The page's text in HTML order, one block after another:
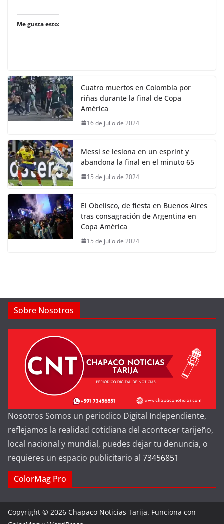
Me gusta esto:
Cuatro muertos en Colombia por
riñas durante la final de Copa
América
16 de julio de 2024
Messi se lesiona en un esprint y
abandona la final en el minuto 65
15 de julio de 2024
El Obelisco, de fiesta en Buenos Aires
tras consagración de Argentina en
Copa América
15 de julio de 2024
Sobre Nosotros
Nosotros Somos un periodico Digital Independiente,
reflejamos la realidad cotidiana del acontecer tarijeño,
local nacional y mundial, puedes dejar tu denuncia, o
requieres un espacio publicitario al 73456851
ColorMag Pro
Copyright © 2026 Chapaco Noticias Tarija. Funciona con